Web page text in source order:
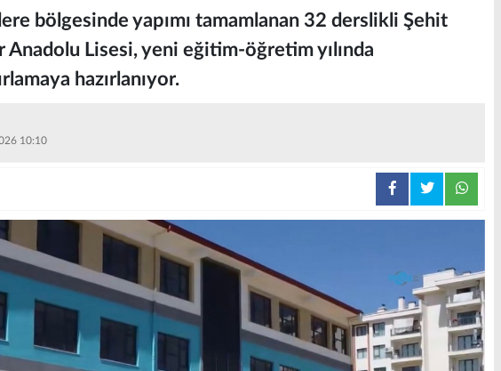
bölgesinde yapımı tamamlanan 32 derslikli Şehit
Lisesi, yeni eğitim-öğretim yılında
hazırlanıyor.
10:10